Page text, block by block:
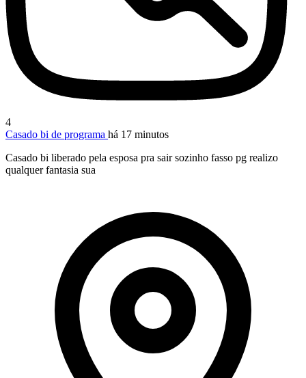
4
Casado bi de programa há 17 minutos
Casado bi liberado pela esposa pra sair sozinho fasso pg realizo
qualquer fantasia sua